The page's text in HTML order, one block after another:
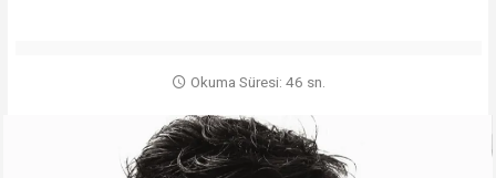
Okuma Süresi: 46 sn.